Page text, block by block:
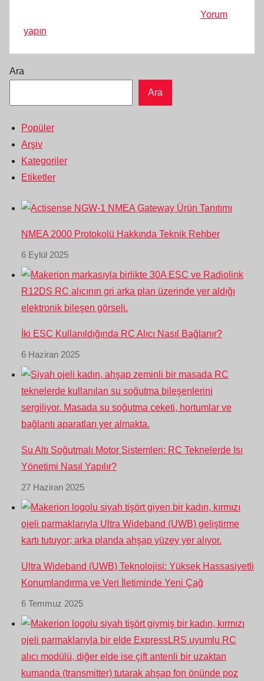
Yorum
yapın
Ara
Ara
Popüler
Arşiv
Kategoriler
Etiketler
NMEA 2000 Protokolü Hakkında Teknik Rehber
6 Eylül 2025
İki ESC Kullanıldığında RC Alıcı Nasıl Bağlanır?
6 Haziran 2025
Su Altı Soğutmalı Motor Sistemleri: RC Teknelerde Isı
Yönetimi Nasıl Yapılır?
27 Haziran 2025
Ultra Wideband (UWB) Teknolojisi: Yüksek Hassasiyetli
Konumlandırma ve Veri İletiminde Yeni Çağ
6 Temmuz 2025